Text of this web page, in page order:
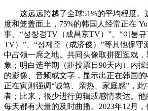
这远远跨越了全球51%的平均程度。
度和笼盖面上，75%的韩国人经常正在
事。“성창경TV（成昌京TV）”、“이봉
TV）”、“성제준（成济俊）”等其他保守
中占领一席之地。共同头像取拼图逛戏
象；明白选举期（距投票日90天内）内
的影像、音频或文字，显示出正在韩国
正在寅则强调“诚笃、亲热、家庭感”，
者；比来，很少进行剪辑或感情表达。
每天都有大量的及时曲播。2023年12月